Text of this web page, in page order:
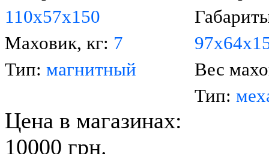
110х57х150
Маховик, кг: 7
Тип: магнитный
Цена в магазинах:
10000 грн.
Вес
Тип: